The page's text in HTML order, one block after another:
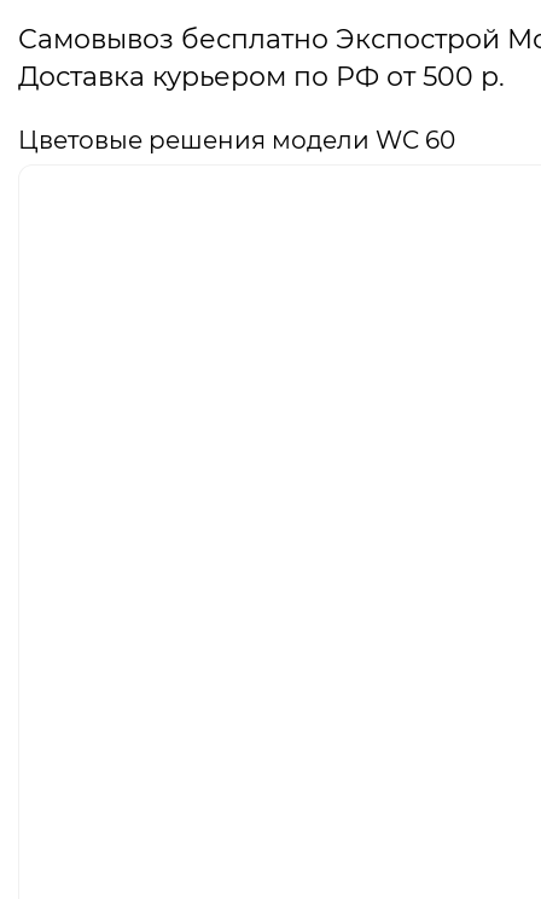
Самовывоз бесплатно Экспострой
Доставка курьером по РФ от 500 р.
Цветовые решения модели WC 60